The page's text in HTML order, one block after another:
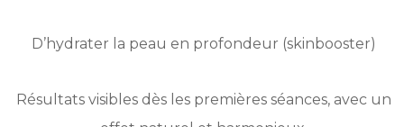
D’hydrater la peau en profondeur (skinbooster)
Résultats visibles dès les premières séances, avec un